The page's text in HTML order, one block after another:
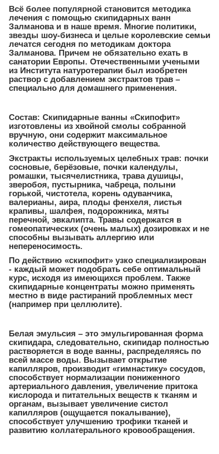
Всё более популярной становится методика
лечения с помощью скипидарных ванн
Залманова и в наше время. Многие политики,
звезды шоу-бизнеса и целые королевские семьи
лечатся сегодня по методикам доктора
Залманова. Причем не обязательно ехать в
санатории Европы. Отечественными учеными
из Института натуротерапии был изобретен
раствор с добавлением экстрактов трав –
специально для домашнего применения.
Состав: Скипидарные ванны «Скипофит»
изготовлены из хвойной смолы собранной
вручную, они содержит максимальное
количество действующего вещества.
Экстракты используемых целебных трав: почки
сосновые, берёзовые, почки календулы,
ромашки, тысячелистника, трава душицы,
зверобоя, пустырника, чабреца, полыни
горькой, чистотела, корень одуванчика,
валерианы, аира, плоды фенхеля, листья
крапивы, шалфея, подорожника, мяты
перечной, эвкалипта. Травы содержатся в
гомеопатических (очень малых) дозировках и не
способны вызывать аллергию или
непереносимость.
По действию «скипофит» узко специализирован
- каждый может подобрать себе оптимальный
курс, исходя из имеющихся проблем. Также
скипидарные концентраты можно применять
местно в виде растираний проблемных мест
(например при целлюлите).
Белая эмульсия – это эмульгированная форма
скипидара, следовательно, скипидар полностью
растворяется в воде ванны, распределяясь по
всей массе воды. Вызывает открытие
капилляров, производит «гимнастику» сосудов,
способствует нормализации пониженного
артериального давления, увеличение притока
кислорода и питательных веществ к тканям и
органам, вызывает увеличение систол
капилляров (ощущается покалывание),
способствует улучшению трофики тканей и
развитию коллатерального кровообращения.